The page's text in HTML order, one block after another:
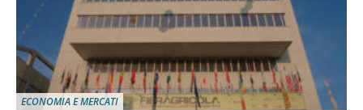
ECONOMIA E MERCATI